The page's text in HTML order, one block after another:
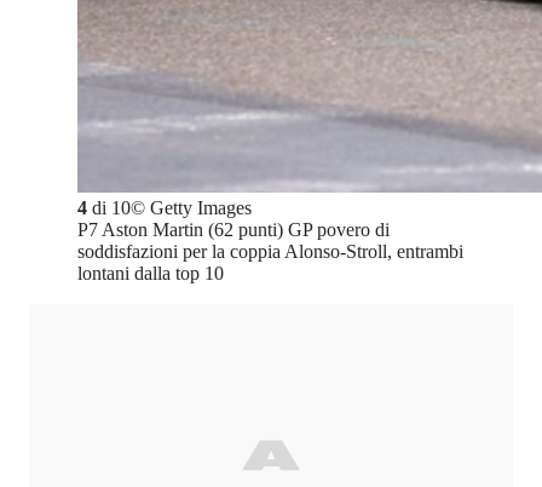
4 di 10© Getty Images
P7 Aston Martin (62 punti) GP povero di
soddisfazioni per la coppia Alonso-Stroll, entrambi
lontani dalla top 10